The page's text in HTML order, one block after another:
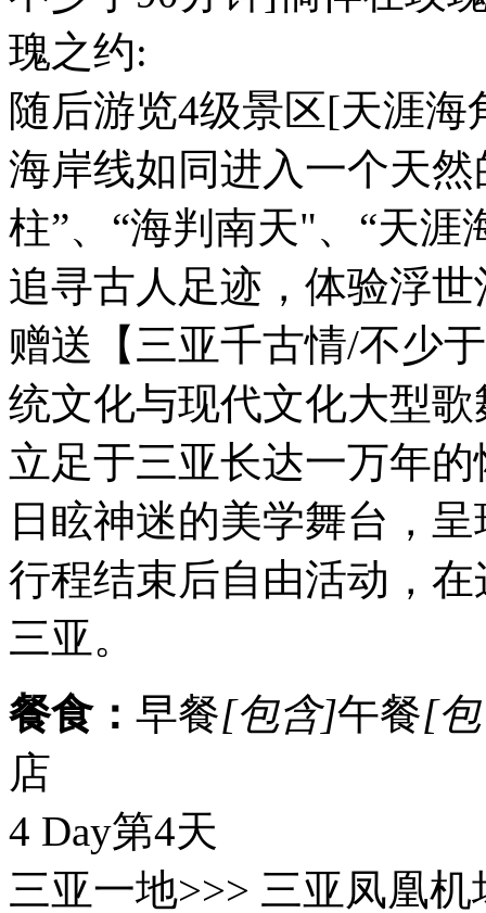
瑰之约:
随后游览4级景区[天涯
海岸线如同进入一个天
柱”、“海判南天"、“天
追寻古人足迹，体验浮世
赠送【三亚千古情/不少
统文化与现代文化大型
立足于三亚长达一万年
日眩神迷的美学舞台，
行程结束后自由活动，
三亚。
餐食： 早餐[包含]午餐[
店
4 Day第4天
三亚一地>>> 三亚凤凰